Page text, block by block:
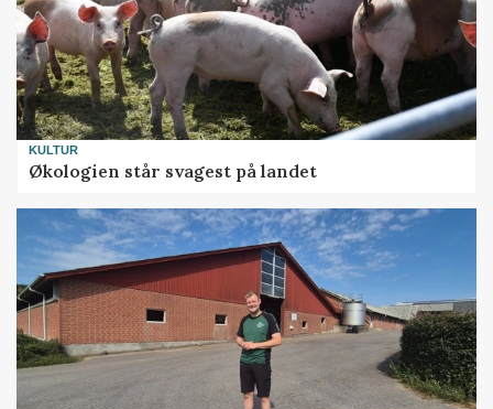
KULTUR
Økologien står svagest på landet